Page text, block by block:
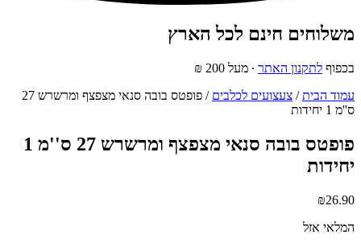
משלוחים חינם לכל הארץ
בכפוף לתקנון האתר ∙ מעל 200 ₪
עמוד הבית/ צעצועים לכלבים
/ פופטס בובה סנאי מצפצף ומרשרש 27
ס''מ 1 יחידות
פופטס בובה סנאי מצפצף ומרשרש 27 ס''מ 1
יחידות
₪26.90
המלאי אזל